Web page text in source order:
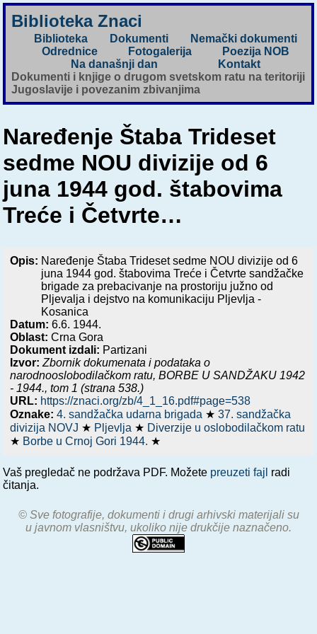
Biblioteka Znaci
Biblioteka Dokumenti
Nemački dokumenti
Odrednice
Fotogalerija
Poezija NOB
Na današnji dan
Kontakt
Dokumenti i knjige o drugom svetskom ratu na teritoriji
Jugoslavije i povezanim zbivanjima
Naređenje Štaba Trideset
sedme NOU divizije od 6
juna 1944 god. štabovima
Treće i Četvrte…
Opis: Naređenje Štaba Trideset sedme NOU divizije od 6
juna 1944 god. štabovima Treće i Četvrte sandžačke
brigade za prebacivanje na prostoriju južno od
Pljevalja i dejstvo na komunikaciju Pljevlja -
Kosanica
Datum:6.6. 1944.
Oblast: Crna Gora
Dokument izdali: Partizani
Izvor: Zbornik dokumenata i podataka o
narodnooslobodilačkom ratu,BORBE U SANDŽAKU 1942
- 1944., tom 1 (strana 538.)
URL: https://znaci.org/zb/4_1_16.pdf#page=538
Oznake:4. sandžačka udarna brigada ★37. sandžačka
divizija NOVJ ★ Pljevlja ★ Diverzije u oslobodilačkom ratu
★ Borbe u Crnoj Gori 1944. ★
Vaš pregledač ne podržava PDF. Možete preuzeti fajl radi
čitanja.
© Sve fotografije, dokumenti i drugi arhivski materijali su
u javnom vlasništvu, ukoliko nije drukčije naznačeno.